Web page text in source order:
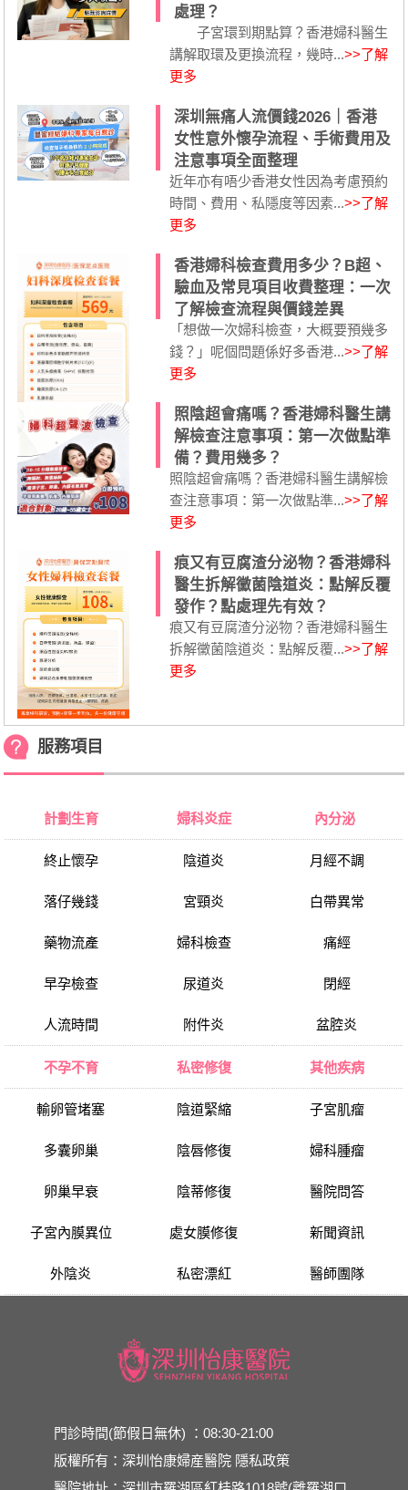
處理？
子宮環到期點算？香港婦科醫生
講解取環及更換流程，幾時...>>了解
更多
深圳無痛人流價錢2026｜香港
女性意外懷孕流程、手術費用及
注意事項全面整理
近年亦有唔少香港女性因為考慮預約
時間、費用、私隱度等因素...>>了解
更多
香港婦科檢查費用多少？B超、
驗血及常見項目收費整理：一次
了解檢查流程與價錢差異
「想做一次婦科檢查，大概要預幾多
錢？」呢個問題係好多香港...>>了解
更多
照陰超會痛嗎？香港婦科醫生講
解檢查注意事項：第一次做點準
備？費用幾多？
照陰超會痛嗎？香港婦科醫生講解檢
查注意事項：第一次做點準...>>了解
更多
痕又有豆腐渣分泌物？香港婦科
醫生拆解黴菌陰道炎：點解反覆
發作？點處理先有效？
痕又有豆腐渣分泌物？香港婦科醫生
拆解黴菌陰道炎：點解反覆...>>了解
更多
服務項目
計劃生育
終止懷孕
落仔幾錢
藥物流產
早孕檢查
人流時間
婦科炎症
陰道炎
宮頸炎
婦科檢查
尿道炎
附件炎
內分泌
月經不調
白帶異常
痛經
閉經
盆腔炎
不孕不育
輸卵管堵塞
多囊卵巢
卵巢早衰
子宮內膜異位
外陰炎
私密修復
陰道緊縮
陰唇修復
陰蒂修復
處女膜修復
私密漂紅
其他疾病
子宮肌瘤
婦科腫瘤
醫院問答
新聞資訊
醫師團隊
門診時間(節假日無休) ：08:30-21:00
版權所有：深圳怡康婦産醫院 隱私政策